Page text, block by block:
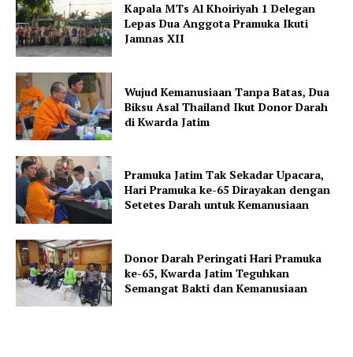
Kapala MTs Al Khoiriyah 1 Delegan
Lepas Dua Anggota Pramuka Ikuti
Jamnas XII
Wujud Kemanusiaan Tanpa Batas, Dua
Biksu Asal Thailand Ikut Donor Darah
di Kwarda Jatim
Pramuka Jatim Tak Sekadar Upacara,
Hari Pramuka ke-65 Dirayakan dengan
Setetes Darah untuk Kemanusiaan
Donor Darah Peringati Hari Pramuka
ke-65, Kwarda Jatim Teguhkan
Semangat Bakti dan Kemanusiaan